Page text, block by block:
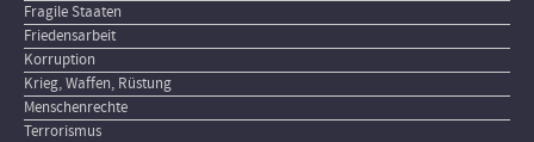
Fragile Staaten
Friedensarbeit
Korruption
Krieg, Waffen, Rüstung
Menschenrechte
Terrorismus